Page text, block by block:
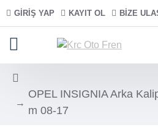
GIRIŞ YAP KAYIT OL BIZE
OPEL INSIGNIA Arka
m 08-17